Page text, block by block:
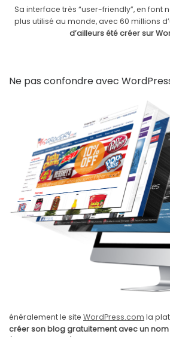
Sa interface très “user-friendly”, en font
plus utilisé au monde, avec 60 millions
d’ailleurs été créer sur
Ne pas confondre avec
énéralement le site WordPress.com la
créer son blog gratuitement avec un